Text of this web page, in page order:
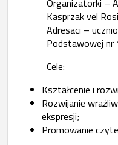
Organizatorki –
Kasprzak vel
Adresaci –
Podstawowej nr
Cele:
Kształcenie i
Rozwijanie
ekspresji;
Promowanie